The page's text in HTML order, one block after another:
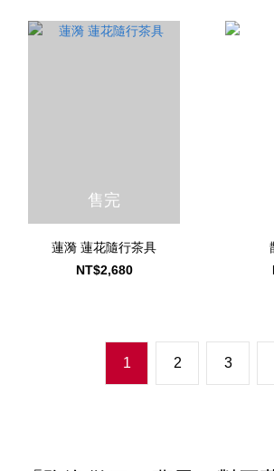
售完
蓮漪 蓮花隨行茶具
NT$2,680
1 2 3